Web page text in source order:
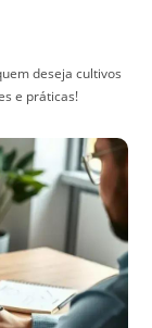
deseja cultivos
e práticas!